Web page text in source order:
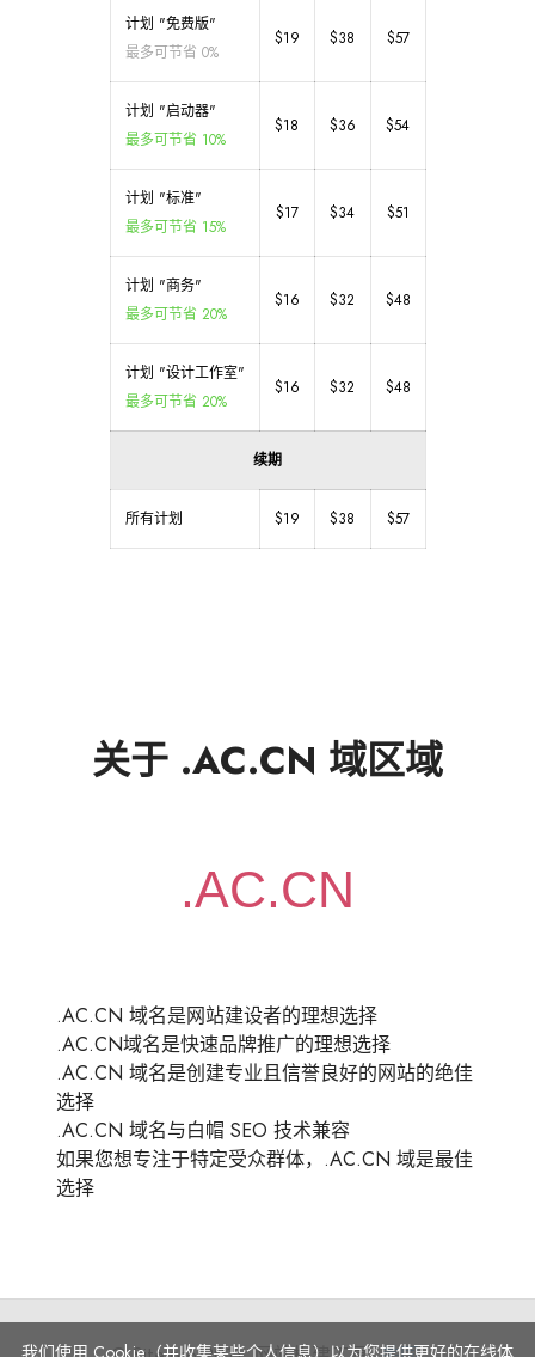
计划 "免费版"
最多可节省 0%
$19 $38 $57
计划 "启动器"
最多可节省 10%
$18 $36 $54
计划 "标准"
最多可节省 15%
$17 $34 $51
计划 "商务"
最多可节省 20%
$16 $32 $48
计划 "设计工作室"
最多可节省 20%
$16 $32 $48
续期
所有计划 $19 $38 $57
关于 .AC.CN 域区域
.AC.CN 域名是网站建设者的理想选择
.AC.CN域名是快速品牌推广的理想选择
.AC.CN 域名是创建专业且信誉良好的网站的绝佳
选择
.AC.CN 域名与白帽 SEO 技术兼容
如果您想专注于特定受众群体，.AC.CN 域是最佳
选择
我们使用 Cookie（并收集某些个人信息）以为您提供更好的在线体